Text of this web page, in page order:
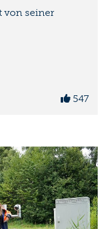
von seiner
547